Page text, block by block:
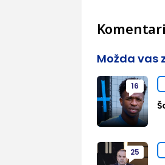
Komentari
Možda vas
16
25